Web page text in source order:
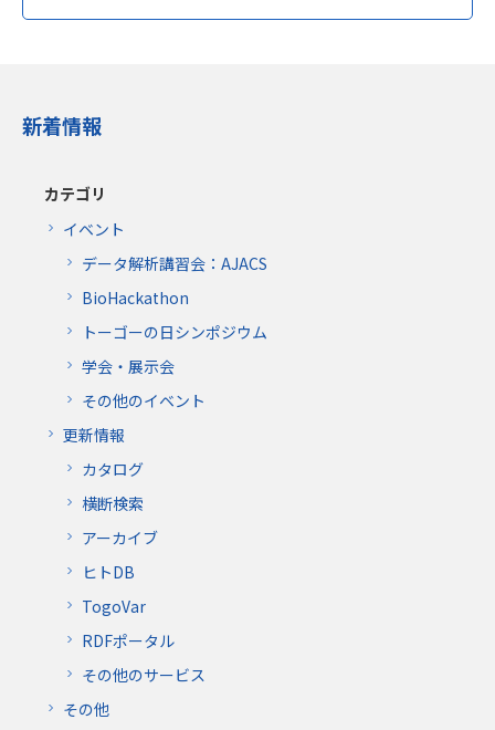
新着情報
カテゴリ
イベント
データ解析講習会：AJACS
BioHackathon
トーゴーの日シンポジウム
学会・展示会
その他のイベント
更新情報
カタログ
横断検索
アーカイブ
ヒトDB
TogoVar
RDFポータル
その他のサービス
その他